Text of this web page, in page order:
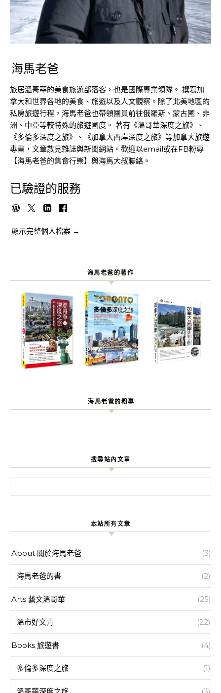
海馬老爸
旅居溫哥華的美食旅遊部落客，也是國際專業領隊。 撰寫加
拿大和世界各地的美食、旅遊以及人文觀察。除了北美地區的
私房旅遊行程，海馬老爸也帶領團員前往俄羅斯、蒙古國、非
洲、中亞等較特殊的旅遊國度。 著有《溫哥華深度之旅》、
《多倫多深度之旅》、《加拿大西岸深度之旅》等加拿大旅遊
專書，文章散見雜誌與新聞網站。歡迎以email或在FB粉專
【海馬老爸的集食行樂】與海馬大叔聯絡。
已驗證的服務
顯示完整個人檔案 →
海馬老爸的著作
海馬老爸的粉專
搜尋站內文章
本站所有文章
About 關於海馬老爸 (3)
海馬老爸的書 (2)
Arts 藝文溫哥華 (25)
溫市好文青 (22)
Books 旅遊書 (4)
多倫多深度之旅 (1)
溫哥華深度之旅 (3)